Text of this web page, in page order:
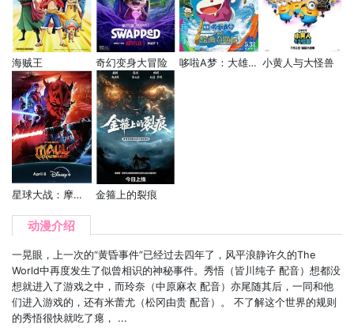
海贼王 奇幻变身大冒险 哆啦A梦：大雄的绘画奇遇记 小黄人与大怪兽
星球大战：摩尔-暗影之王 金箍上的裂痕
动漫介绍
一晃眼，上一次的“黄昏事件”已经过去四年了，风平浪静许久的The
World中再度发生了似曾相识的神秘事件。秀悟（皆川纯子 配音）想都没
想就进入了游戏之中，而玲奈（中原麻衣 配音）亦尾随其后，一同和他
们进入游戏的，还有米蕾尤（松冈由贵 配音）。 不了解这个世界的规则
的秀悟很快就吃了瘪， ...